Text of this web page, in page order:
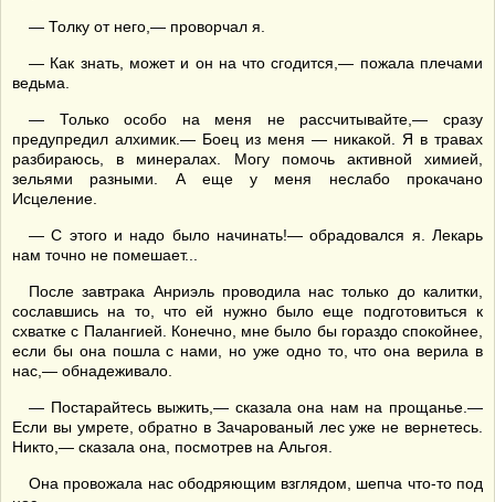
— Толку от него,— проворчал я.
— Как знать, может и он на что сгодится,— пожала плечами
ведьма.
— Только особо на меня не рассчитывайте,— сразу
предупредил алхимик.— Боец из меня — никакой. Я в травах
разбираюсь, в минералах. Могу помочь активной химией,
зельями разными. А еще у меня неслабо прокачано
Исцеление.
— С этого и надо было начинать!— обрадовался я. Лекарь
нам точно не помешает...
После завтрака Анриэль проводила нас только до калитки,
сославшись на то, что ей нужно было еще подготовиться к
схватке с Палангией. Конечно, мне было бы гораздо спокойнее,
если бы она пошла с нами, но уже одно то, что она верила в
нас,— обнадеживало.
— Постарайтесь выжить,— сказала она нам на прощанье.—
Если вы умрете, обратно в Зачарованый лес уже не вернетесь.
Никто,— сказала она, посмотрев на Альгоя.
Она провожала нас ободряющим взглядом, шепча что-то под